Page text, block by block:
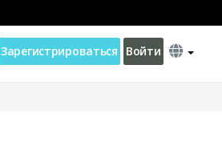
Зарегистрироваться Войти